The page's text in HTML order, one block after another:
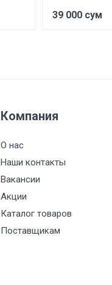
39 000 сум
Компания
О нас
Наши контакты
Вакансии
Акции
Каталог товаров
Поставщикам